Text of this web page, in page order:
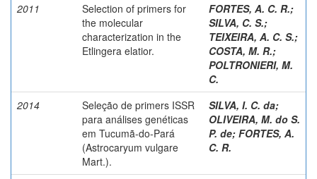
2011
Selection of primers for
the molecular
characterization in the
Etlingera elatior.
FORTES, A. C. R.;
SILVA, C. S.;
TEIXEIRA, A. C. S.;
COSTA, M. R.;
POLTRONIERI, M.
C.
2014
Seleção de primers ISSR
para análises genéticas
em Tucumã-do-Pará
(Astrocaryum vulgare
Mart.).
SILVA, I. C. da;
OLIVEIRA, M. do S.
P. de; FORTES, A.
C. R.